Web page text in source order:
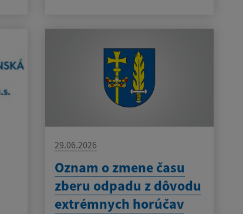
29.06.2026
Oznam o zmene času
zberu odpadu z dôvodu
extrémnych horúčav